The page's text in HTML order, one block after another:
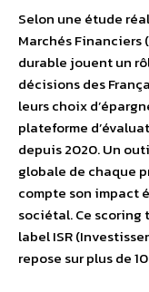
Selon une étude
Marchés Financiers
durable jouent un
décisions des
leurs choix
plateforme
depuis 2020. Un
globale de chaque
compte son impact
sociétal. Ce scoring
label ISR
repose sur plus de